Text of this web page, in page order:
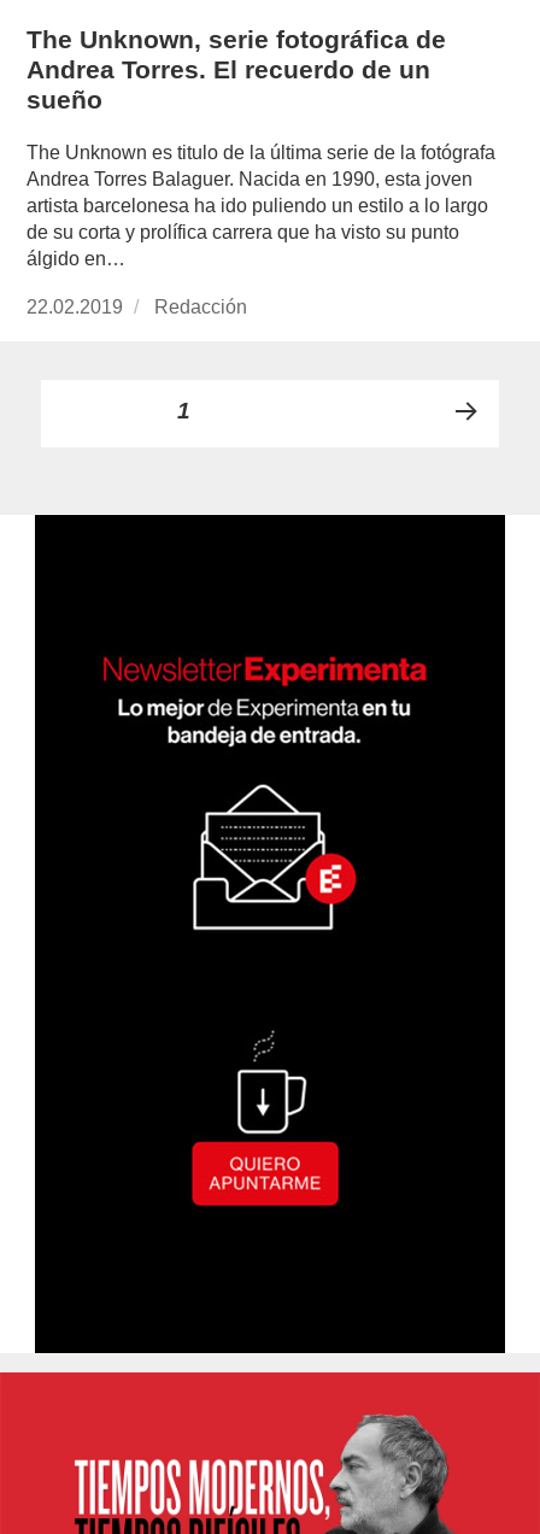
The Unknown, serie fotográfica de
Andrea Torres. El recuerdo de un
sueño
The Unknown es titulo de la última serie de la fotógrafa
Andrea Torres Balaguer. Nacida en 1990, esta joven
artista barcelonesa ha ido puliendo un estilo a lo largo
de su corta y prolífica carrera que ha visto su punto
álgido en…
Publicado
22.02.2019 https://www.experimenta.es/author/redaccion/
Redacción
Paginación
entradas
PÁGINA1